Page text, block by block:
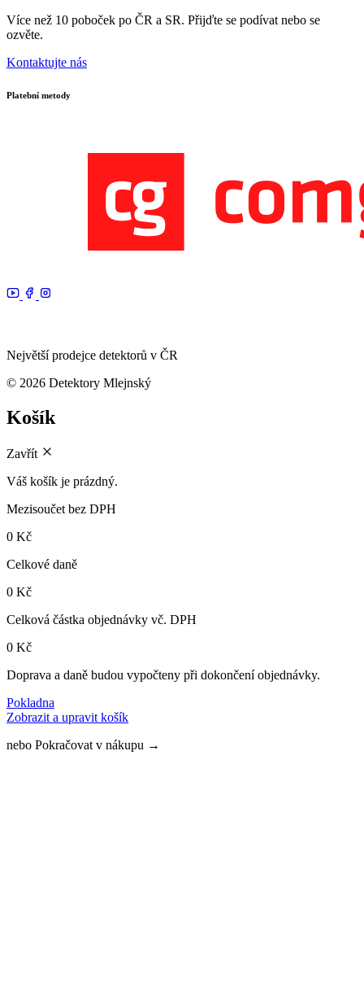
Více než 10 poboček po ČR a SR. Přijďte se podívat nebo se
ozvěte.
Kontaktujte nás
Platební metody
Největší prodejce detektorů v ČR
© 2026 Detektory Mlejnský
Košík
Zavřít
Váš košík je prázdný.
Mezisoučet bez DPH
0 Kč
Celkové daně
0 Kč
Celková částka objednávky vč. DPH
0 Kč
Doprava a daně budou vypočteny při dokončení objednávky.
Pokladna
Zobrazit a upravit košík
nebo Pokračovat v nákupu →